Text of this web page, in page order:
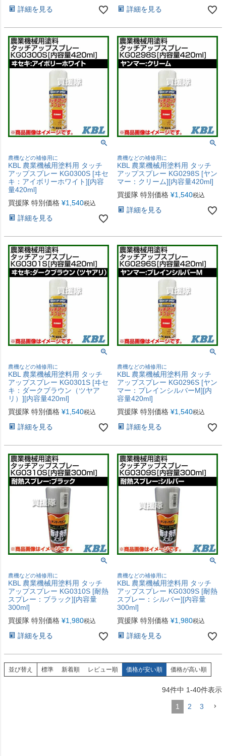
詳細を見る 詳細を見る
農機などの補修用に
KBL 農業機械用塗料用 タッチ
アップスプレー KG0300S [ヰセ
キ：アイボリーホワイト][内容
量420ml]
買援隊 特別価格 ¥1,540税込
詳細を見る
農機などの補修用に
KBL 農業機械用塗料用 タッチ
アップスプレー KG0298S [ヤン
マー：クリーム][内容量420ml]
買援隊 特別価格 ¥1,540税込
詳細を見る
農機などの補修用に
KBL 農業機械用塗料用 タッチ
アップスプレー KG0301S [ヰセ
キ：ダークブラウン（ツヤア
リ）][内容量420ml]
買援隊 特別価格 ¥1,540税込
詳細を見る
農機などの補修用に
KBL 農業機械用塗料用 タッチ
アップスプレー KG0296S [ヤン
マー：プレインシルバーM][内
容量420ml]
買援隊 特別価格 ¥1,540税込
詳細を見る
農機などの補修用に
KBL 農業機械用塗料用 タッチ
アップスプレー KG0310S [耐熱
スプレー：ブラック][内容量
300ml]
買援隊 特別価格 ¥1,980税込
詳細を見る
農機などの補修用に
KBL 農業機械用塗料用 タッチ
アップスプレー KG0309S [耐熱
スプレー：シルバー][内容量
300ml]
買援隊 特別価格 ¥1,980税込
詳細を見る
並び替え 標準 新着順 レビュー順 価格が安い順 価格が高い順
94件中 1-40件表示
1 2 3